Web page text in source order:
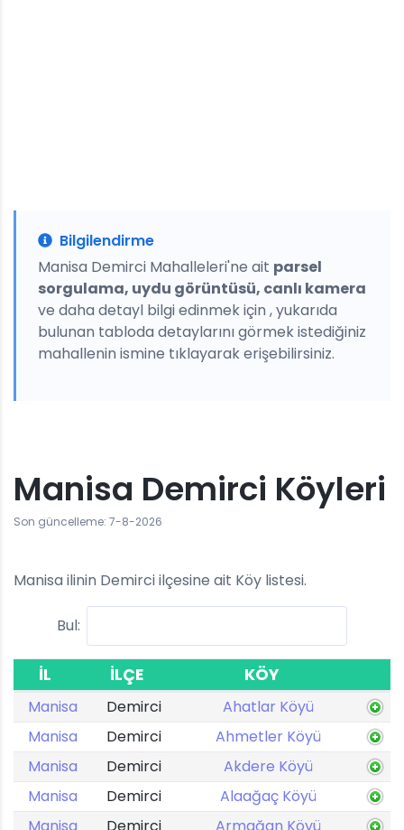
Bilgilendirme
Manisa Demirci Mahalleleri'ne ait parsel
sorgulama, uydu görüntüsü, canlı kamera
ve daha detayl bilgi edinmek için , yukarıda
bulunan tabloda detaylarını görmek istediğiniz
mahallenin ismine tıklayarak erişebilirsiniz.
Manisa Demirci Köyleri
Son güncelleme: 7-8-2026
Manisa ilinin Demirci ilçesine ait Köy listesi.
Bul:
İL İLÇE KÖY
Manisa Demirci
Ahatlar Köyü
Manisa
Demirci
Ahmetler Köyü
Manisa
Demirci
Akdere Köyü
Manisa
Demirci
Alaağaç Köyü